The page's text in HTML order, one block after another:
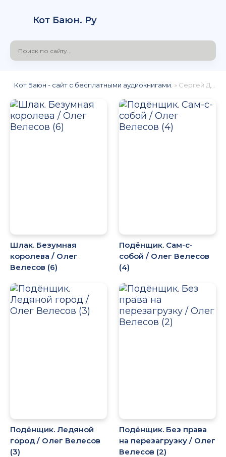
Кот Баюн. Ру
Кот Баюн - сайт с бесплатными аудиокнигами. » Сергей Дидок
Шлак. Безумная
королева / Олег
Велесов (6)
Подёнщик. Сам-с-
собой / Олег Велесов
(4)
Подёнщик. Ледяной
город / Олег Велесов
(3)
Подёнщик. Без права
на перезагрузку / Олег
Велесов (2)